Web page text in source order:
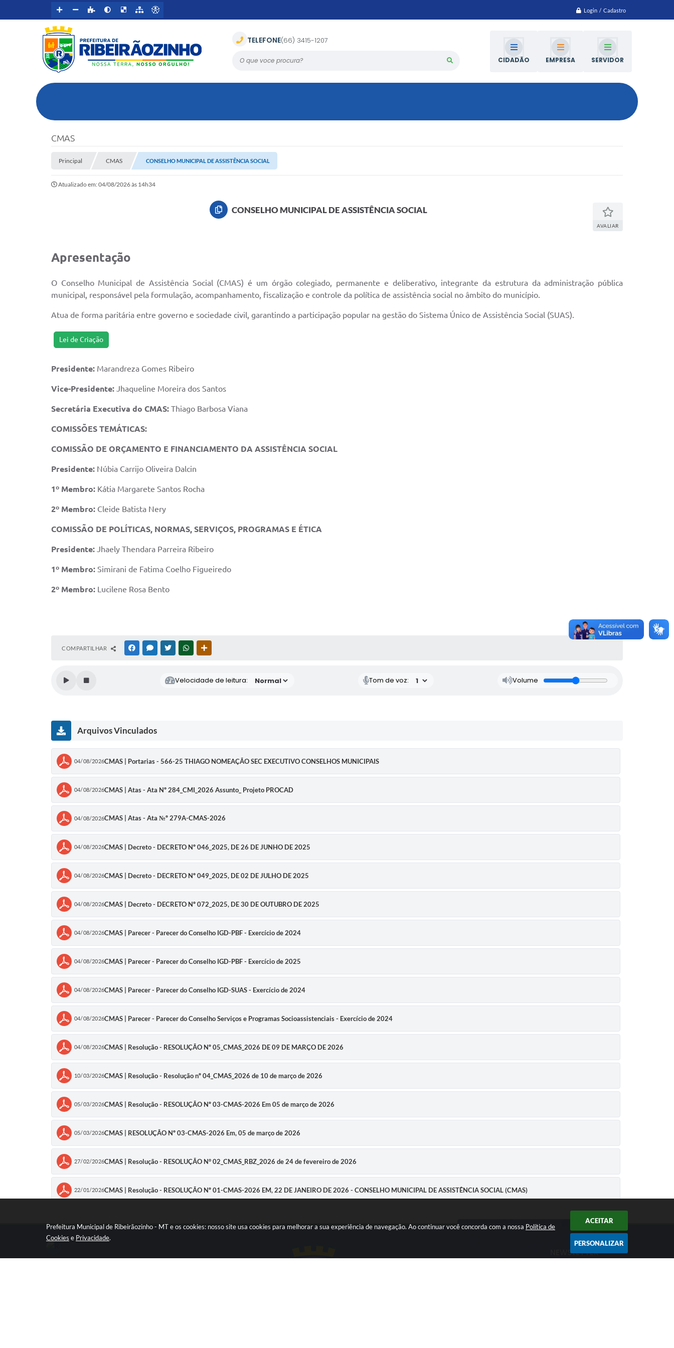
Prefeitura Municipal de Ribeirãozinho - MT e os cookies: nosso site usa cookies para melhorar a sua experiência de navegação. Ao continuar você concorda com a nossa Política de
Cookies e Privacidade.
ACEITAR
PERSONALIZAR
Login / Cadastro
O que voce procura? CIDADÃO EMPRESA SERVIDOR
TELEFONE(66) 3415-1207
CMAS
Principal CMAS CONSELHO MUNICIPAL DE ASSISTÊNCIA SOCIAL
Atualizado em: 04/08/2026 às 14h34
CONSELHO MUNICIPAL DE ASSISTÊNCIA SOCIAL
AVALIAR
Apresentação
O Conselho Municipal de Assistência Social (CMAS) é um órgão colegiado, permanente e deliberativo, integrante da estrutura da administração pública
municipal, responsável pela formulação, acompanhamento, fiscalização e controle da política de assistência social no âmbito do município.
Atua de forma paritária entre governo e sociedade civil, garantindo a participação popular na gestão do Sistema Único de Assistência Social (SUAS).
Lei de Criação
Presidente: Marandreza Gomes Ribeiro
Vice-Presidente: Jhaqueline Moreira dos Santos
Secretária Executiva do CMAS: Thiago Barbosa Viana
COMISSÕES TEMÁTICAS:
COMISSÃO DE ORÇAMENTO E FINANCIAMENTO DA ASSISTÊNCIA SOCIAL
Presidente: Núbia Carrijo Oliveira Dalcin
1º Membro: Kátia Margarete Santos Rocha
2º Membro: Cleide Batista Nery
COMISSÃO DE POLÍTICAS, NORMAS, SERVIÇOS, PROGRAMAS E ÉTICA
Presidente: Jhaely Thendara Parreira Ribeiro
1º Membro: Simirani de Fatima Coelho Figueiredo
2º Membro: Lucilene Rosa Bento
COMPARTILHAR FACEBOOKMESSENGER
TWITTERWHATSAPP
Velocidade de leitura: Tom de voz: Volume
Arquivos Vinculados
04/08/2026CMAS | Portarias - 566-25 THIAGO NOMEAÇÃO SEC EXECUTIVO CONSELHOS MUNICIPAIS
04/08/2026CMAS | Atas - Ata Nº 284_CMI_2026 Assunto_ Projeto PROCAD
04/08/2026CMAS | Atas - Ata №º 279A-CMAS-2026
04/08/2026CMAS | Decreto - DECRETO Nº 046_2025, DE 26 DE JUNHO DE 2025
04/08/2026CMAS | Decreto - DECRETO Nº 049_2025, DE 02 DE JULHO DE 2025
04/08/2026CMAS | Decreto - DECRETO Nº 072_2025, DE 30 DE OUTUBRO DE 2025
04/08/2026CMAS | Parecer - Parecer do Conselho IGD-PBF - Exercício de 2024
04/08/2026CMAS | Parecer - Parecer do Conselho IGD-PBF - Exercício de 2025
04/08/2026CMAS | Parecer - Parecer do Conselho IGD-SUAS - Exercício de 2024
04/08/2026CMAS | Parecer - Parecer do Conselho Serviços e Programas Socioassistenciais - Exercício de 2024
04/08/2026CMAS | Resolução - RESOLUÇÃO Nº 05_CMAS_2026 DE 09 DE MARÇO DE 2026
10/03/2026CMAS | Resolução - Resolução nº 04_CMAS_2026 de 10 de março de 2026
05/03/2026CMAS | Resolução - RESOLUÇÃO Nº 03-CMAS-2026 Em 05 de março de 2026
05/03/2026CMAS | RESOLUÇÃO Nº 03-CMAS-2026 Em, 05 de março de 2026
27/02/2026CMAS | Resolução - RESOLUÇÃO N° 02_CMAS_RBZ_2026 de 24 de fevereiro de 2026
22/01/2026CMAS | Resolução - RESOLUÇÃO Nº 01-CMAS-2026 EM, 22 DE JANEIRO DE 2026 - CONSELHO MUNICIPAL DE ASSISTÊNCIA SOCIAL (CMAS)
NEWSLETTER